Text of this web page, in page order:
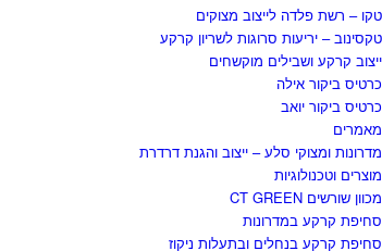
טקו – רשת פלדה לייצוב מצוקים
טקסינוב – יריעות סרוגות לשריון קרקע
ייצוב קרקע ושבילים מוקשחים
כרטיס ביקור אילה
כרטיס ביקור יואב
מאמרים
מדרונות ומצוקי סלע – ייצוב והגנת דרדרת
מוצרים וטכנולוגיות
מכוון שורשים CT GREEN
סחיפת קרקע במדרונות
סחיפת קרקע בנחלים ובתעלות ניקוז